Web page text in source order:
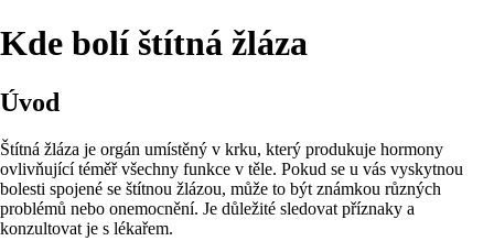
Kde bolí štítná žláza
Úvod
Štítná žláza je orgán umístěný v krku, který produkuje hormony
ovlivňující téměř všechny funkce v těle. Pokud se u vás vyskytnou
bolesti spojené se štítnou žlázou, může to být známkou různých
problémů nebo onemocnění. Je důležité sledovat příznaky a
konzultovat je s lékařem.